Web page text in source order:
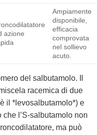
azione
Ampiamente
disponibile,
efficacia
comprovata
nel sollievo
acuto.
del salbutamolo. Il
racemica di due
il *levosalbutamolo*) e
l’S-salbutamolo non
ma può